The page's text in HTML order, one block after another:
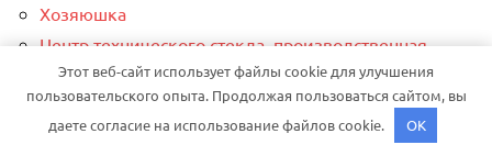
Хозяюшка
Центр технического стекла, производственная
компания
Центр, банно-оздоровительный комплекс
Частная мастерская Автодоктор
Этот веб-сайт использует файлы cookie для улучшения
пользовательского опыта. Продолжая пользоваться сайтом, вы
даете согласие на использование файлов cookie.
OK